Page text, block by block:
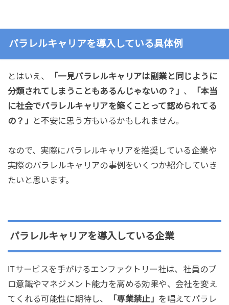
パラレルキャリアを導入している具体例
とはいえ、
「一見パラレルキャリアは副業と同じように
分類されてしまうこともあるんじゃないの？」 、
「本当
に社会でパラレルキャリアを築くことって認められてる
の？」
と不安に思う方もいるかもしれません。
なので、実際にパラレルキャリアを推奨している企業や
実際のパラレルキャリアの事例をいくつか紹介していき
たいと思います。
パラレルキャリアを導入している企業
ITサービスを手がけるエンファクトリー社は、社員のプ
ロ意識やマネジメント能力を高める効果や、会社を変え
てくれる可能性に期待し、
「専業禁止」 を唱えてパラレ